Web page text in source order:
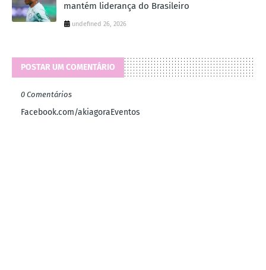
mantém liderança do Brasileiro
undefined 26, 2026
POSTAR UM COMENTÁRIO
0 Comentários
Facebook.com/akiagoraEventos